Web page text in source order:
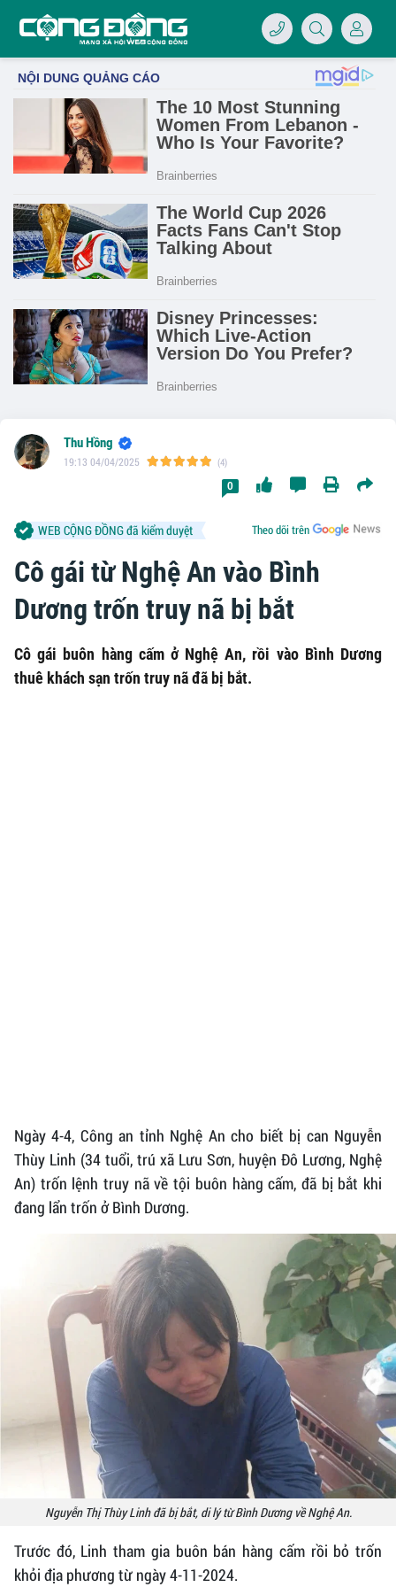
Cô gái từ Nghệ An vào Bình
Dương trốn truy nã bị bắt
Cô gái buôn hàng cấm ở Nghệ An, rồi vào Bình Dương
thuê khách sạn trốn truy nã đã bị bắt.
Thu Hồng
19:13 04/04/2025 (4)
0
Theo dõi trên
WEB CỘNG ĐỒNG đã kiểm duyệt
Ngày 4-4, Công an tỉnh Nghệ An cho biết bị can Nguyễn
Thùy Linh (34 tuổi, trú xã Lưu Sơn, huyện Đô Lương, Nghệ
An) trốn lệnh truy nã về tội buôn hàng cấm, đã bị bắt khi
đang lẩn trốn ở Bình Dương.
Nguyễn Thị Thùy Linh đã bị bắt, di lý từ Bình Dương về Nghệ An.
Trước đó, Linh tham gia buôn bán hàng cấm rồi bỏ trốn
khỏi địa phương từ ngày 4-11-2024.
07/LOGO-